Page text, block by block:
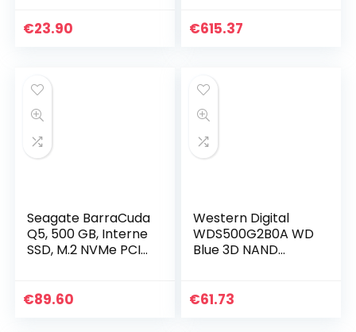
€23.90
Performance Solid
€615.37
Seagate BarraCuda
Q5, 500 GB, Interne
SSD, M.2 NVMe PCIe
(ZP500CV3A001)
€89.60
Western Digital
WDS500G2B0A WD
Blue 3D NAND
€61.73